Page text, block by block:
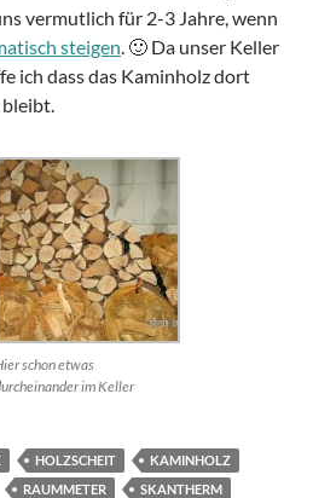
vermutlich für 2-3 Jahre, wenn
steigen. 🙂 Da unser Keller
ich dass das Kaminholz dort
schon etwas
im Keller
HOLZSCHEIT
KAMINHOLZ
RAUMMETER SKANTHERM